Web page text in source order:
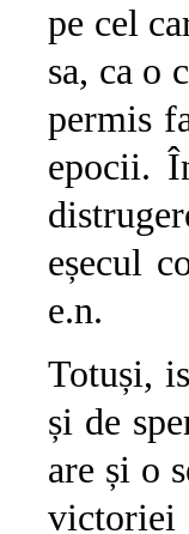
pe cel
sa, ca o
permis
epocii.
eșecul
e.n.
Totuși,
și de
are și o